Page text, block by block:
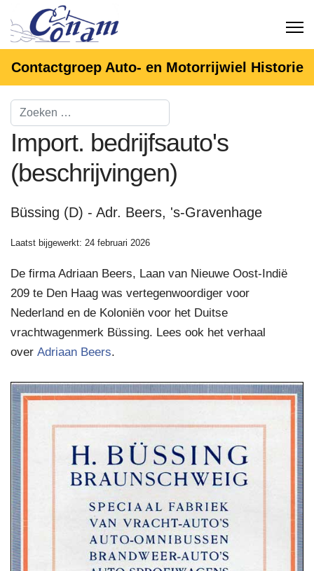
Contactgroep Auto- en Motorrijwiel Historie
Import. bedrijfsauto's
(beschrijvingen)
Büssing (D) - Adr. Beers, 's-Gravenhage
Laatst bijgewerkt: 24 februari 2026
De firma Adriaan Beers, Laan van Nieuwe Oost-Indië
209 te Den Haag was vertegenwoordiger voor
Nederland en de Koloniën voor het Duitse
vrachtwagenmerk Büssing. Lees ook het verhaal
over Adriaan Beers.